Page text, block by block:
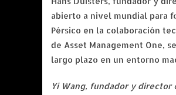
abierto a nivel mundial para
Pérsico en la colaboración
de Asset Management One,
largo plazo en un entorno
Yi Wang, fundador y director